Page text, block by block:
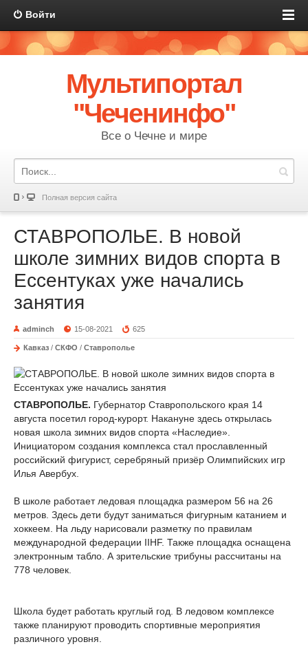
Войти
Мультипортал
"Чеченинфо"
Все о Чечне и мире
Полная версия сайта
СТАВРОПОЛЬЕ. В новой
школе зимних видов спорта в
Ессентуках уже начались
занятия
adminch 15-08-2021 625
Кавказ / СКФО / Ставрополье
СТАВРОПОЛЬЕ. Губернатор Ставропольского края 14
августа посетил город-курорт. Накануне здесь открылась
новая школа зимних видов спорта «Наследие».
Инициатором создания комплекса стал прославленный
российский фигурист, серебряный призёр Олимпийских игр
Илья Авербух.
В школе работает ледовая площадка размером 56 на 26
метров. Здесь дети будут заниматься фигурным катанием и
хоккеем. На льду нарисовали разметку по правилам
международной федерации IIHF. Также площадка оснащена
электронным табло. А зрительские трибуны рассчитаны на
778 человек.
Школа будет работать круглый год. В ледовом комплексе
также планируют проводить спортивные мероприятия
различного уровня.